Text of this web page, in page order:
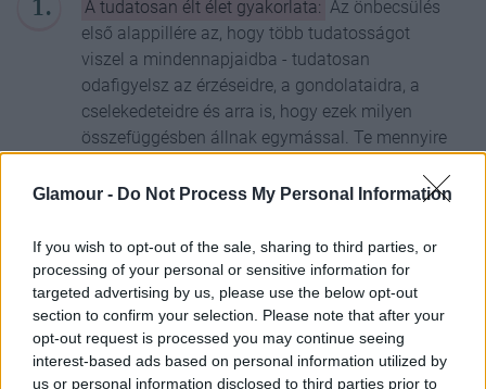
Glamour - Do Not Process My Personal Information
If you wish to opt-out of the sale, sharing to third parties, or
processing of your personal or sensitive information for
targeted advertising by us, please use the below opt-out
section to confirm your selection. Please note that after your
opt-out request is processed you may continue seeing
interest-based ads based on personal information utilized by
us or personal information disclosed to third parties prior to
A tudatosan élt élet gyakorlata: Az önbecsülés
első alappillére az, hogy több tudatosságot
viszel a mindennapjaidba - tudatosan
odafigyelsz az érzéseidre, a gondolataidra, a
cselekedeteidre és arra is, hogy ezek milyen
összefüggésben állnak egymással. Te mennyire
Mennyire ismered a saját értékrendszeredet?
Mi történne akkor, ha egy kicsivel több
tudatosságot vinnél a napjaidba? Mit csinálnál
másképpen?
Az önelfogadás gyakorlata: Az önbecsülés
második alappillére az önelfogadás. Az